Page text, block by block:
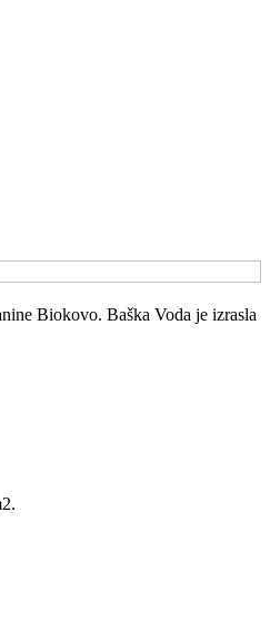
Biokovo. Baška Voda je izrasla